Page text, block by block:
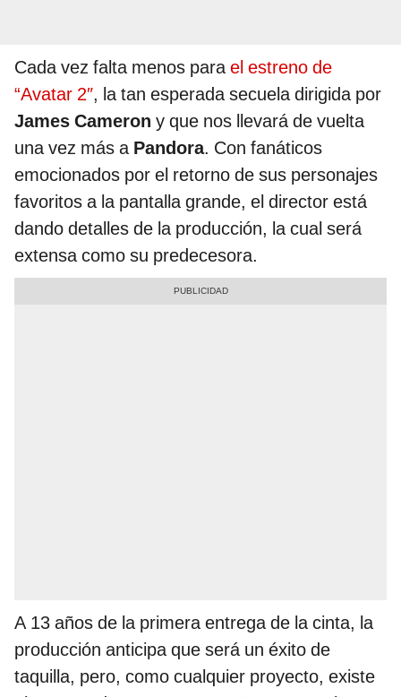
Cada vez falta menos parael estreno de
“Avatar 2″, la tan esperada secuela dirigida por
James Cameron y que nos llevará de vuelta
una vez más a Pandora. Con fanáticos
emocionados por el retorno de sus personajes
favoritos a la pantalla grande, el director está
dando detalles de la producción, la cual será
extensa como su predecesora.
A 13 años de la primera entrega de la cinta, la
producción anticipa que será un éxito de
taquilla, pero, como cualquier proyecto, existe